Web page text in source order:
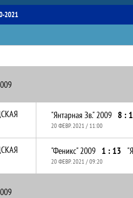
2021
"Янтарная Зв." 2009 8 : 1
20 ФЕВР. 2021 / 11:00
"Феникс" 2009 1 : 13
20 ФЕВР. 2021 / 09:20